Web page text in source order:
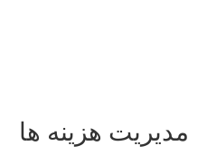
مدیریت هزینه ها